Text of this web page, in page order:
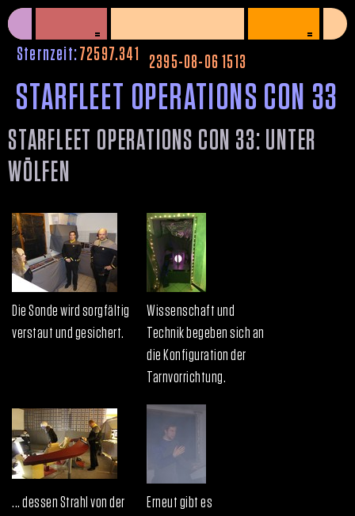
STARFLEET OPERATIONS CON 33
Sternzeit:72597.341 2395-08-06 1513
^ = =
STARFLEET OPERATIONS CON 33: UNTER
WÖLFEN
Die Sonde wird sorgfältig
verstaut und gesichert.
Wissenschaft und
Technik begeben sich an
die Konfiguration der
Tarnvorrichtung.
... dessen Strahl von der
Erneut gibt es